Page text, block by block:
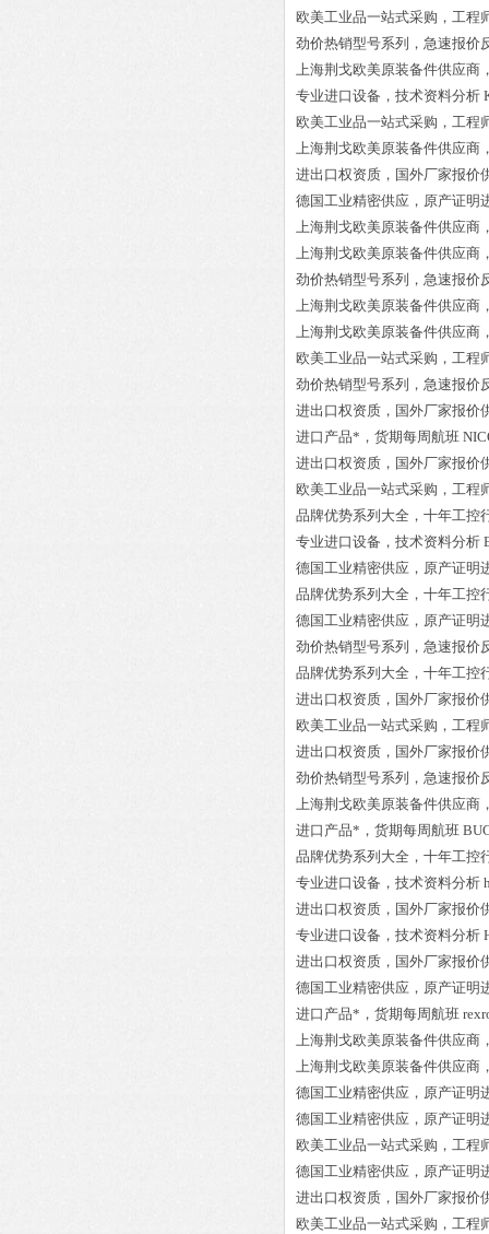
欧美工业品一站式采购，工程
劲价热销型号系列，急速报价
上海荆戈欧美原装备件供应商
专业进口设备，技术资料分析
欧美工业品一站式采购，工程
上海荆戈欧美原装备件供应商
进出口权资质，国外厂家报价
德国工业精密供应，原产证明
上海荆戈欧美原装备件供应商
上海荆戈欧美原装备件供应商
劲价热销型号系列，急速报价
上海荆戈欧美原装备件供应商
上海荆戈欧美原装备件供应商
欧美工业品一站式采购，工程
劲价热销型号系列，急速报价
进出口权资质，国外厂家报价
进口产品*，货期每周航班
进出口权资质，国外厂家报价
欧美工业品一站式采购，工程
品牌优势系列大全，十年工控
专业进口设备，技术资料分析
德国工业精密供应，原产证明
品牌优势系列大全，十年工控
德国工业精密供应，原产证明
劲价热销型号系列，急速报价
品牌优势系列大全，十年工控
进出口权资质，国外厂家报价
欧美工业品一站式采购，工程
进出口权资质，国外厂家报价
劲价热销型号系列，急速报价
上海荆戈欧美原装备件供应商
进口产品*，货期每周航班
品牌优势系列大全，十年工控
专业进口设备，技术资料分析
进出口权资质，国外厂家报价
专业进口设备，技术资料分析
进出口权资质，国外厂家报价
德国工业精密供应，原产证明
进口产品*，货期每周航班
上海荆戈欧美原装备件供应商
上海荆戈欧美原装备件供应商
德国工业精密供应，原产证明
德国工业精密供应，原产证明
欧美工业品一站式采购，工程
德国工业精密供应，原产证明
进出口权资质，国外厂家报价
欧美工业品一站式采购，工程